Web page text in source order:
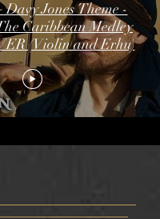
Davy Jones Theme -
Caribbean Medley
(Violin and Erhu)